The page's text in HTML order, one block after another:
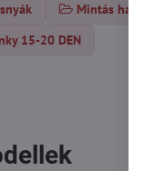
Mintás
15-20 DEN